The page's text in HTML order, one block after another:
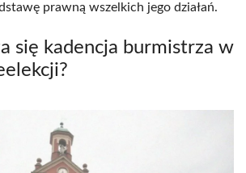
prawną wszelkich jego działań.
się kadencja burmistrza w